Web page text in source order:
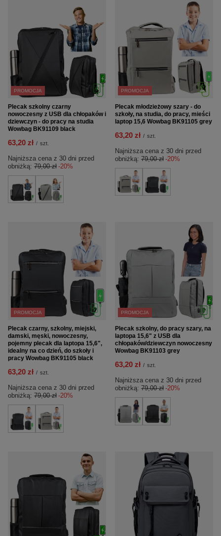
PROMOCJA
Plecak szkolny czarny
nowoczesny z USB dla chłopaków i
dziewczyn - do pracy na studia
Wowbag BK91109 black
63,20 zł / szt.
Najniższa cena z 30 dni przed
obniżką: 79,00 zł -20%
PROMOCJA
Plecak młodzieżowy szary - do
szkoły, na studia, do pracy, mieści
laptop 15,6 Wowbag BK91105 grey
63,20 zł / szt.
Najniższa cena z 30 dni przed
obniżką: 79,00 zł -20%
PROMOCJA
Plecak czarny, szkolny, miejski,
damski, męski, nowoczesny,
pojemny plecak dla laptopa 15,6",
idealny na co dzień, do szkoły i
pracy Wowbag BK91105 black
63,20 zł / szt.
Najniższa cena z 30 dni przed
obniżką: 79,00 zł -20%
PROMOCJA
Plecak szkolny, do pracy szary, na
laptopa 15,6" z USB dla
chłopaków/dziewczyn nowoczesny
Wowbag BK91103 grey
63,20 zł / szt.
Najniższa cena z 30 dni przed
obniżką: 79,00 zł -20%